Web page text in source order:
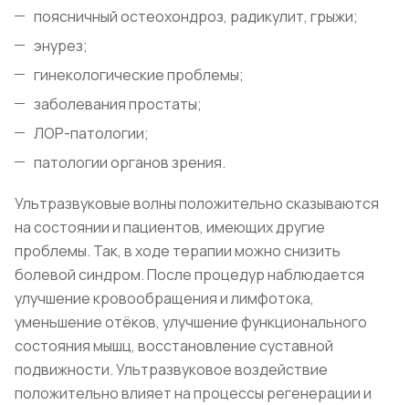
поясничный остеохондроз, радикулит, грыжи;
энурез;
гинекологические проблемы;
заболевания простаты;
ЛОР-патологии;
патологии органов зрения.
Ультразвуковые волны положительно сказываются
на состоянии и пациентов, имеющих другие
проблемы. Так, в ходе терапии можно снизить
болевой синдром. После процедур наблюдается
улучшение кровообращения и лимфотока,
уменьшение отёков, улучшение функционального
состояния мышц, восстановление суставной
подвижности. Ультразвуковое воздействие
положительно влияет на процессы регенерации и